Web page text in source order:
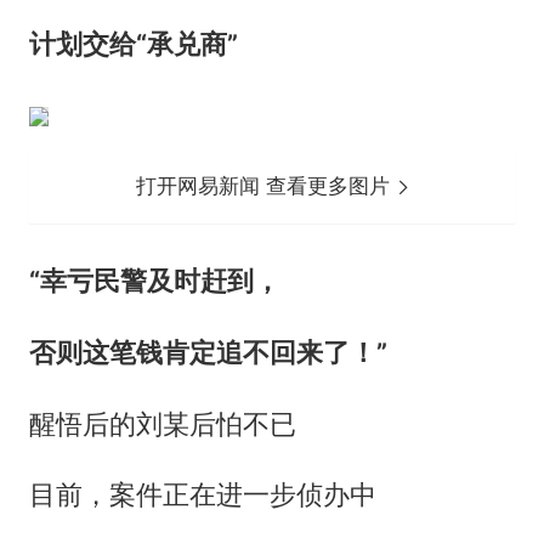
计划交给“承兑商”
打开网易新闻 查看更多图片
“幸亏民警及时赶到，
否则这笔钱肯定追不回来了！”
醒悟后的刘某后怕不已
目前，案件正在进一步侦办中